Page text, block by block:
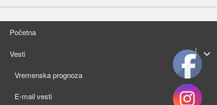
menuSkip
content
Skip
to
Početna
Vesti
child
menu
Vremenska prognoza
E-mail vesti
child
menu